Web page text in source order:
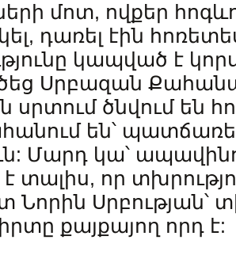
մոտ, ովքեր
դառել էին
կապված է
Սրբազան
սրտում ծնվում են
են՝
Մարդ կա՝
է տալիս, որ
Նորին Սրբության՝
քայքայող որդ է: